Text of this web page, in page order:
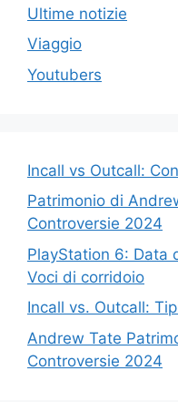
Ultime notizie
Viaggio
Youtubers
Incall vs Outcall:
Patrimonio di
Controversie 2024
PlayStation 6: Data
Voci di corridoio
Incall vs. Outcall:
Andrew Tate
Controversie 2024